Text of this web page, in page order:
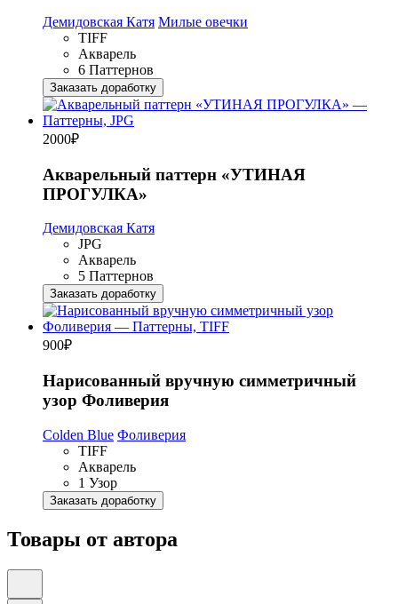
Демидовская Катя Милые овечки
TIFF
Акварель
6 Паттернов
Заказать доработку
2000₽
Акварельный паттерн «УТИНАЯ
ПРОГУЛКА»
Демидовская Катя
JPG
Акварель
5 Паттернов
Заказать доработку
900₽
Нарисованный вручную симметричный
узор Фоливерия
Colden Blue Фоливерия
TIFF
Акварель
1 Узор
Заказать доработку
Товары от автора